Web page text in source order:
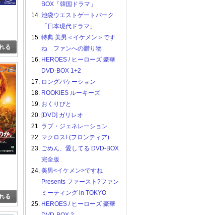
BOX「韓国ドラマ」
14. 池袋ウエストゲートパーク
「日本現代ドラマ」
15. 特典 美男＜イケメン＞です
ね ファンへの贈り物
16. HEROES / ヒーローズ 豪華
DVD-BOX 1+2
17. ロングバケーション
18. ROOKIES ルーキーズ
19. おくりびと
20. [DVD] ガリレオ
21. ラブ・ジェネレーション
22. マクロスF(フロンティア)
23. ごめん、愛してる DVD-BOX
完全版
24. 美男<イケメン>ですね
Presents ファースト?ファン
ミーティング in TOKYO
25. HEROES / ヒーローズ 豪華